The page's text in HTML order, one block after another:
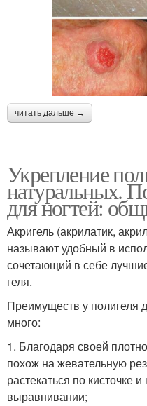
читать дальше →
Укрепление
натуральных.
для ногтей:
Акригель (акрилатик,
называют удобный в
сочетающий в себе
геля.
Преимуществ у полигеля
много:
1. Благодаря своей
похож на жевательную
растекаться по кисточке
выравнивании;